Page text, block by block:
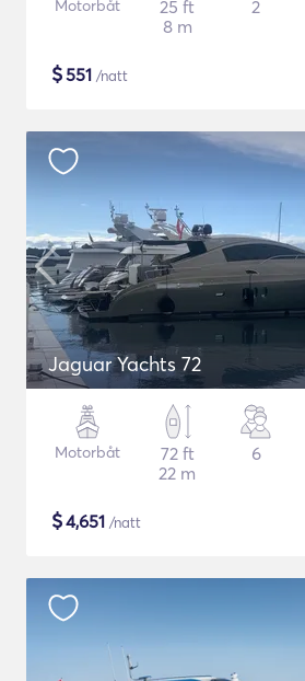
Motorbåt
25 ft
8 m
2
$551 /natt
Jaguar Yachts 72
Motorbåt
72 ft
22 m
6
$4,651 /natt